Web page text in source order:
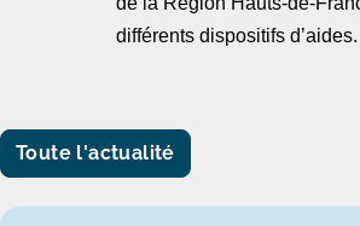
différents dispositifs d’aides.
Toute l'actualité